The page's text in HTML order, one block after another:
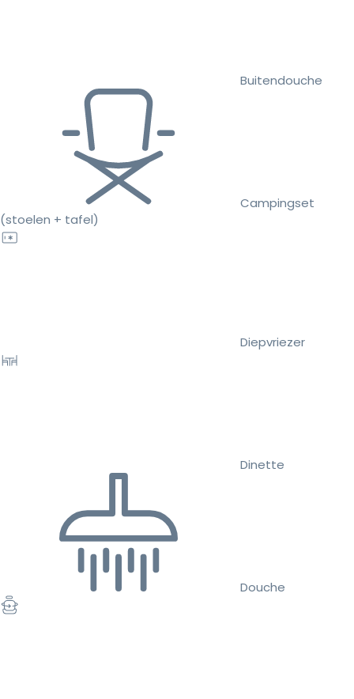
Buitendouche
Campingset
(stoelen + tafel)
Diepvriezer
Dinette
Douche